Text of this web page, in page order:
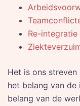
Re-integratie
Het is ons
het belang van de
belang van de